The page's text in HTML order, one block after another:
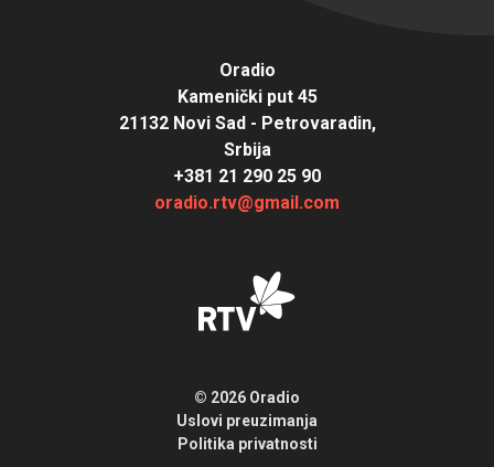
Oradio
Kamenički put 45
21132 Novi Sad - Petrovaradin,
Srbija
+381 21 290 25 90
oradio.rtv@gmail.com
© 2026 Oradio
Uslovi preuzimanja
Politika privatnosti